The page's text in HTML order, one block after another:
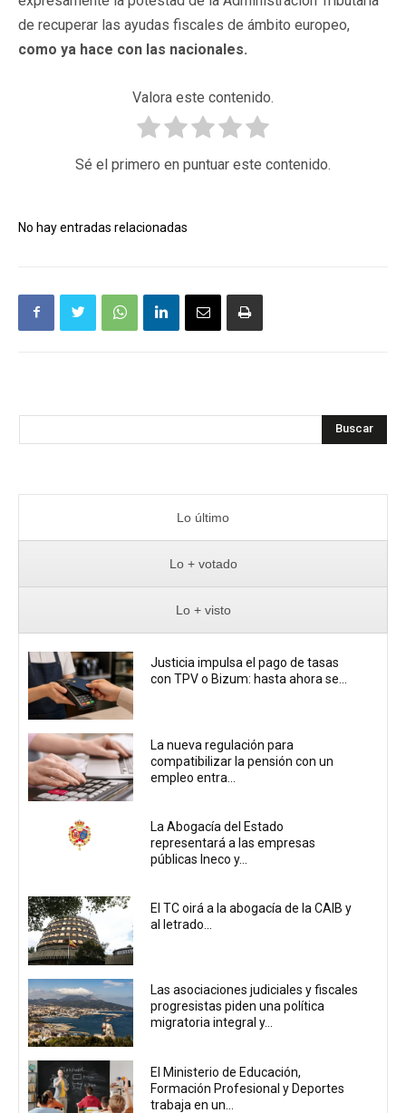
de recuperar las ayudas fiscales de ámbito europeo,
como ya hace con las nacionales.
Valora este contenido.
Sé el primero en puntuar este contenido.
No hay entradas relacionadas
Buscar
Lo último
Lo + votado
Lo + visto
Justicia impulsa el pago de tasas
con TPV o Bizum: hasta ahora se...
La nueva regulación para
compatibilizar la pensión con un
empleo entra...
La Abogacía del Estado
representará a las empresas
públicas Ineco y...
El TC oirá a la abogacía de la CAIB y
al letrado...
Las asociaciones judiciales y fiscales
progresistas piden una política
migratoria integral y...
El Ministerio de Educación,
Formación Profesional y Deportes
trabaja en un...